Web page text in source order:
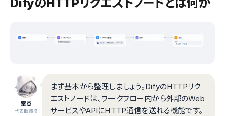
室谷
代表取締役
まず基本から整理しましょう。DifyのHTTPリク
エストノードは、ワークフロー内から外部のWeb
サービスやAPIにHTTP通信を送れる機能です。